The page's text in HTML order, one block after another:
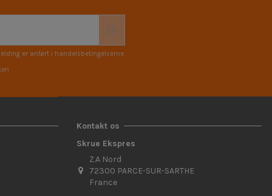
er anført i handelsbetingelserne.
Kontakt os
Skrue Ekspres
Z.A Nord
72300 PARCE-SUR-SARTHE
France